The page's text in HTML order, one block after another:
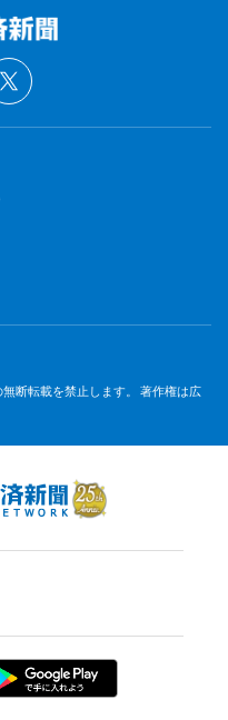
断転載を禁止します。 著作権は広